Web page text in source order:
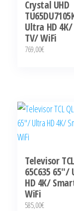
Crystal UHD
Ultra HD
TV/ WiFi
769,00€
Televisor
65C635
HD 4K/
WiFi
585,00€